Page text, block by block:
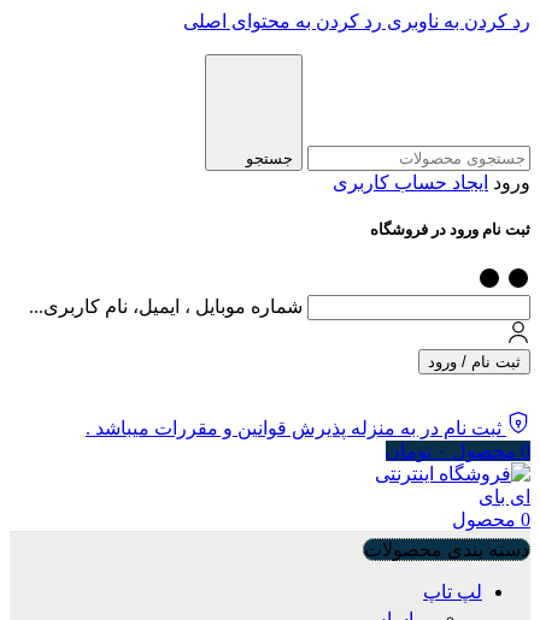
رد کردن به ناوبری رد کردن به محتوای اصلی
جستجو
ورود ایجاد حساب کاربری
ثبت نام ورود در فروشگاه
شماره موبایل ، ایمیل، نام کاربری...
ثبت نام / ورود
ثبت نام در به منزله پذیرش قوانین و مقررات میباشد .
0 محصول ۰ تومان
0 محصول
دسته بندی محصولات
لپ تاپ